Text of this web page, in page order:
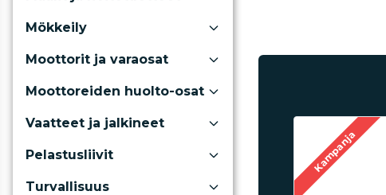
Mökkeily
Moottorit ja varaosat
Moottoreiden huolto-osat
Vaatteet ja jalkineet
Pelastusliivit
Turvallisuus
Kampanja